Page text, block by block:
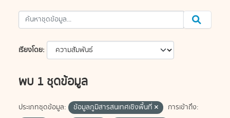
เรียงโดย
พบ 1 ชุดข้อมูล
ประเภทชุดข้อมูล: ข้อมูลภูมิสารสนเทศเชิงพื้นที่
การเข้าถึง: